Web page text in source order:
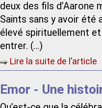
deux des fils d’Aarone
Saints sans y avoir été
élevé spirituellement
entrer. (…)
Lire la suite de l’article
Emor - Une